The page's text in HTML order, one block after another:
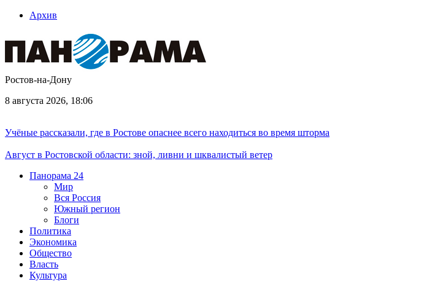
Архив
Ростов-на-Дону
8 августа 2026, 18:06
Учёные рассказали, где в Ростове опаснее всего находиться во время шторма
Август в Ростовской области: зной, ливни и шквалистый ветер
Панорама 24
Мир
Вся Россия
Южный регион
Блоги
Политика
Экономика
Общество
Власть
Культура